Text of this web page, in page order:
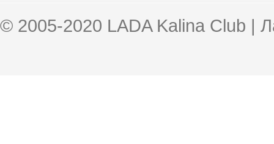
© 2005-2020 LADA Kalina Club |